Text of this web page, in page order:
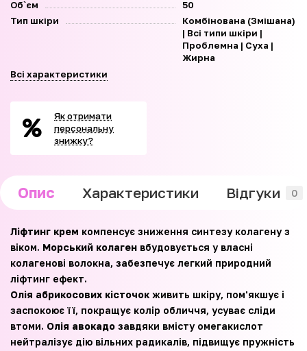
Об`єм
50
Тип шкіри
Комбінована (Змішана)
| Всі типи шкіри |
Проблемна | Суха |
Жирна
Всі характеристики
Як отримати
персональну
знижку?
Опис Характеристики Відгуки 0
Ліфтинг крем компенсує зниження синтезу колагену з
віком. Морський колаген вбудовується у власні
колагенові волокна, забезпечує легкий природний
ліфтинг ефект.
Олія абрикосових кісточок живить шкіру, пом'якшує і
заспокоює її, покращує колір обличчя, усуває сліди
втоми. Олія авокадо завдяки вмісту омегакислот
нейтралізує дію вільних радикалів, підвищує пружність